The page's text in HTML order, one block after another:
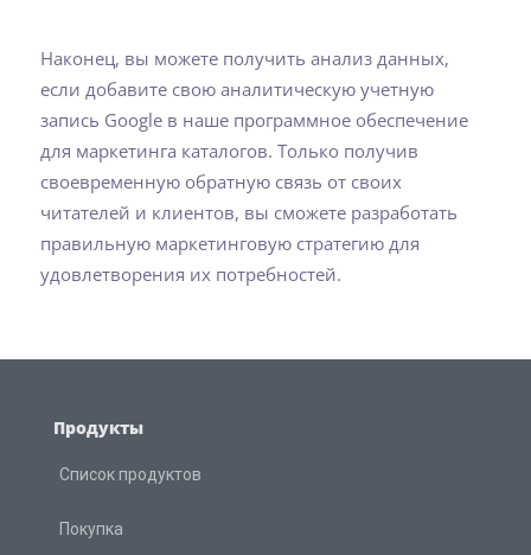
Наконец, вы можете получить анализ данных,
если добавите свою аналитическую учетную
запись Google в наше программное обеспечение
для маркетинга каталогов. Только получив
своевременную обратную связь от своих
читателей и клиентов, вы сможете разработать
правильную маркетинговую стратегию для
удовлетворения их потребностей.
Продукты
Список продуктов
Покупка